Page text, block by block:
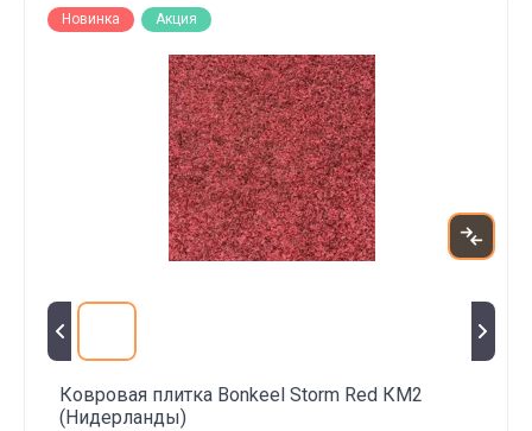
Новинка Акция
Ковровая плитка Bonkeel Storm Red КМ2
(Нидерланды)